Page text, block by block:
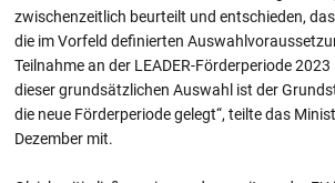
zwischenzeitlich beurteilt und entschieden,
die im Vorfeld definierten
Teilnahme an der LEADER-Förderperiode
dieser grundsätzlichen Auswahl ist der
die neue Förderperiode gelegt“, teilte das
Dezember mit.